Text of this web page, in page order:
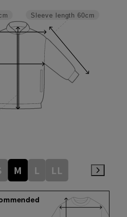
Sleeve length 60cm
M L LL